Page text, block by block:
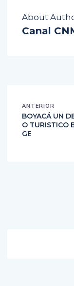
About
Canal
ANTERIOR
BOYACÁ UN
O TURISTICO
GE